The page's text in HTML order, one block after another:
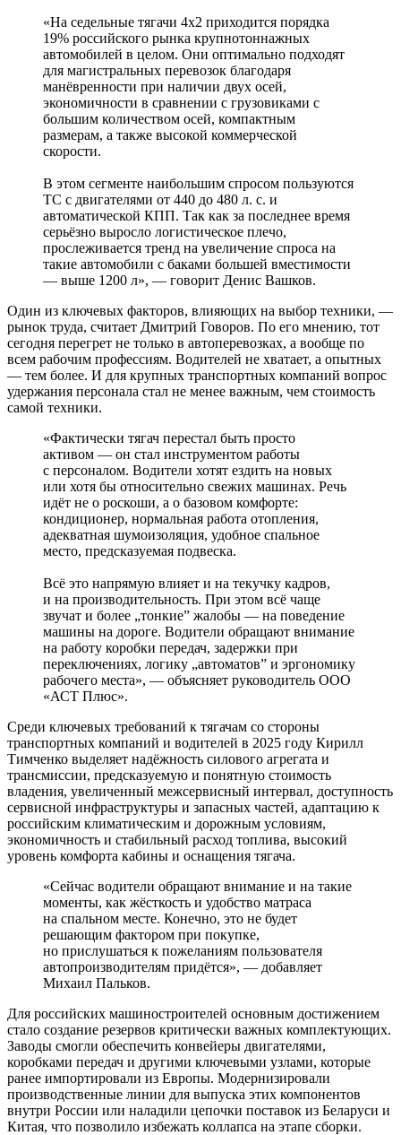
«На седельные тягачи 4х2 приходится порядка
19% российского рынка крупнотоннажных
автомобилей в целом. Они оптимально подходят
для магистральных перевозок благодаря
манёвренности при наличии двух осей,
экономичности в сравнении с грузовиками с
большим количеством осей, компактным
размерам, а также высокой коммерческой
скорости.
В этом сегменте наибольшим спросом пользуются
ТС с двигателями от 440 до 480 л. с. и
автоматической КПП. Так как за последнее время
серьёзно выросло логистическое плечо,
прослеживается тренд на увеличение спроса на
такие автомобили с баками большей вместимости
― выше 1200 л», ― говорит Денис Вашков.
Один из ключевых факторов, влияющих на выбор техники, —
рынок труда, считает Дмитрий Говоров. По его мнению, тот
сегодня перегрет не только в автоперевозках, а вообще по
всем рабочим профессиям. Водителей не хватает, а опытных
— тем более. И для крупных транспортных компаний вопрос
удержания персонала стал не менее важным, чем стоимость
самой техники.
«Фактически тягач перестал быть просто
активом — он стал инструментом работы
с персоналом. Водители хотят ездить на новых
или хотя бы относительно свежих машинах. Речь
идёт не о роскоши, а о базовом комфорте:
кондиционер, нормальная работа отопления,
адекватная шумоизоляция, удобное спальное
место, предсказуемая подвеска.
Всё это напрямую влияет и на текучку кадров,
и на производительность. При этом всё чаще
звучат и более „тонкие” жалобы — на поведение
машины на дороге. Водители обращают внимание
на работу коробки передач, задержки при
переключениях, логику „автоматов” и эргономику
рабочего места», ― объясняет руководитель ООО
«АСТ Плюс».
Среди ключевых требований к тягачам со стороны
транспортных компаний и водителей в 2025 году Кирилл
Тимченко выделяет надёжность силового агрегата и
трансмиссии, предсказуемую и понятную стоимость
владения, увеличенный межсервисный интервал, доступность
сервисной инфраструктуры и запасных частей, адаптацию к
российским климатическим и дорожным условиям,
экономичность и стабильный расход топлива, высокий
уровень комфорта кабины и оснащения тягача.
«Сейчас водители обращают внимание и на такие
моменты, как жёсткость и удобство матраса
на спальном месте. Конечно, это не будет
решающим фактором при покупке,
но прислушаться к пожеланиям пользователя
автопроизводителям придётся», ― добавляет
Михаил Пальков.
Для российских машиностроителей основным достижением
стало создание резервов критически важных комплектующих.
Заводы смогли обеспечить конвейеры двигателями,
коробками передач и другими ключевыми узлами, которые
ранее импортировали из Европы. Модернизировали
производственные линии для выпуска этих компонентов
внутри России или наладили цепочки поставок из Беларуси и
Китая, что позволило избежать коллапса на этапе сборки.